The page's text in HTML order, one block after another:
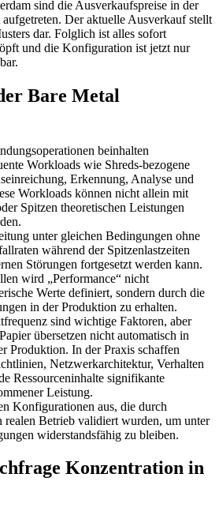
sind die Ausverkaufspreise in der
Der aktuelle Ausverkauf stellt
dar. Folglich ist alles sofort
und die Konfiguration ist jetzt nur
Bare Metal
beinhalten
Workloads wie Shreds-bezogene
Erkennung, Analyse und
Workloads können nicht allein mit
Spitzen theoretischen Leistungen
unter gleichen Bedingungen ohne
während der Spitzenlastzeiten
Störungen fortgesetzt werden kann.
wird „Performance“ nicht
Werte definiert, sondern durch die
in der Produktion zu erhalten.
sind wichtige Faktoren, aber
übersetzen nicht automatisch in
Produktion. In der Praxis schaffen
Netzwerkarchitektur, Verhalten
Ressourceninhalte signifikante
Leistung.
Konfigurationen aus, die durch
realen Betrieb validiert wurden, um unter
widerstandsfähig zu bleiben.
Konzentration in